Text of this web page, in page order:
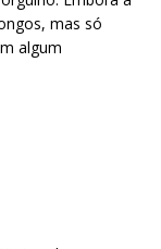
mas só
algum